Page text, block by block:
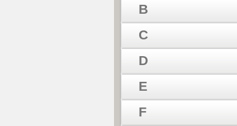
B
C
D
E
F